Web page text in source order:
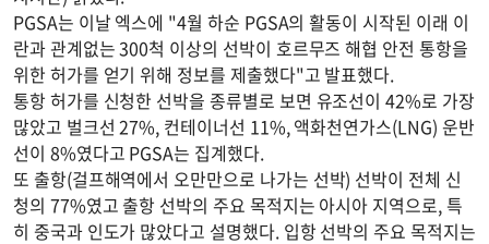
PGSA는 이날 엑스에 "4월 하순 PGSA의 활동이 시작된 이래 이
란과 관계없는 300척 이상의 선박이 호르무즈 해협 안전 통항을
위한 허가를 얻기 위해 정보를 제출했다"고 발표했다.
통항 허가를 신청한 선박을 종류별로 보면 유조선이 42%로 가장
많았고 벌크선 27%, 컨테이너선 11%, 액화천연가스(LNG) 운반
선이 8%였다고 PGSA는 집계했다.
또 출항(걸프해역에서 오만만으로 나가는 선박) 선박이 전체 신
청의 77%였고 출항 선박의 주요 목적지는 아시아 지역으로, 특
히 중국과 인도가 많았다고 설명했다. 입항 선박의 주요 목적지는